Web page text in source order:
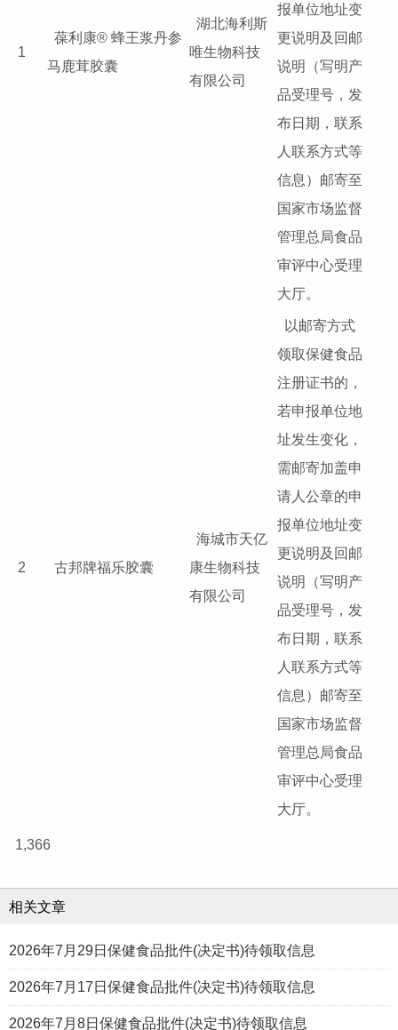
1
葆利康® 蜂王浆丹参
马鹿茸胶囊
湖北海利斯
唯生物科技
有限公司
报单位地址变
更说明及回邮
说明（写明产
品受理号，发
布日期，联系
人联系方式等
信息）邮寄至
国家市场监督
管理总局食品
审评中心受理
大厅。
2 古邦牌福乐胶囊
海城市天亿
康生物科技
有限公司
以邮寄方式
领取保健食品
注册证书的，
若申报单位地
址发生变化，
需邮寄加盖申
请人公章的申
报单位地址变
更说明及回邮
说明（写明产
品受理号，发
布日期，联系
人联系方式等
信息）邮寄至
国家市场监督
管理总局食品
审评中心受理
大厅。
1,366
相关文章
2026年7月29日保健食品批件(决定书)待领取信息
2026年7月17日保健食品批件(决定书)待领取信息
2026年7月8日保健食品批件(决定书)待领取信息